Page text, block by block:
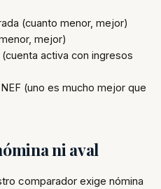
(cuanto menor, mejor)
mejor)
activa con ingresos
(uno es mucho mejor que
ni aval
comparador exige nómina